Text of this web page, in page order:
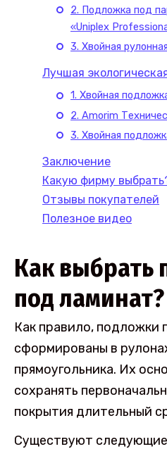
2. Подложка под
«Uniplex
3. Хвойная
Лучшая
1. Хвойная
2. Amorim
3. Хвойная
Заключение
Какую фирму
Отзывы покупателей
Полезное видео
Как выбрать
под ламинат?
Как правило, подложки
сформированы в
прямоугольника. Их
сохранять
покрытия длительный
Существуют